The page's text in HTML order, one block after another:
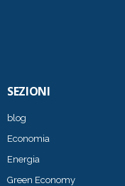
SEZIONI
blog
Economia
Energia
Green Economy